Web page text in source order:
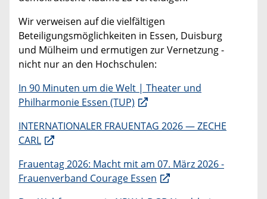
Wir verweisen auf die vielfältigen
Beteiligungsmöglichkeiten in Essen, Duisburg
und Mülheim und ermutigen zur Vernetzung -
nicht nur an den Hochschulen:
In 90 Minuten um die Welt | Theater und
Philharmonie Essen (TUP)
INTERNATIONALER FRAUENTAG 2026 — ZECHE
CARL
Frauentag 2026: Macht mit am 07. März 2026 -
Frauenverband Courage Essen